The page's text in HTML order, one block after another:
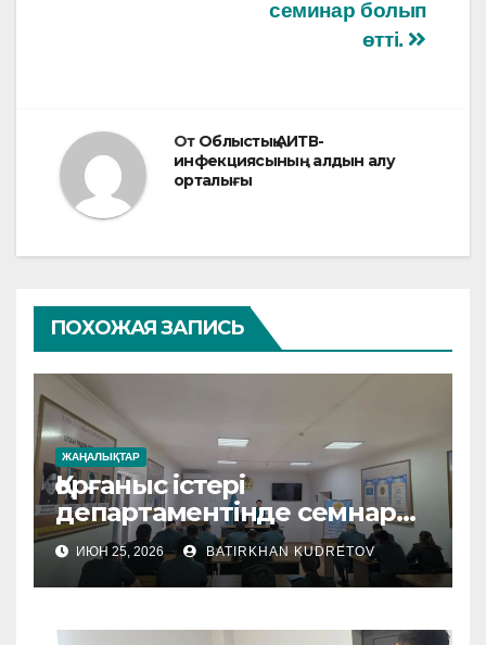
семинар болып
өтті.
От Облыстық АИТВ-
инфекциясының алдын алу
орталығы
ПОХОЖАЯ ЗАПИСЬ
ЖАҢАЛЫҚТАР
Қорғаныс істері
департаментінде семнар
өтті
ИЮН 25, 2026 BATIRKHAN KUDRETOV